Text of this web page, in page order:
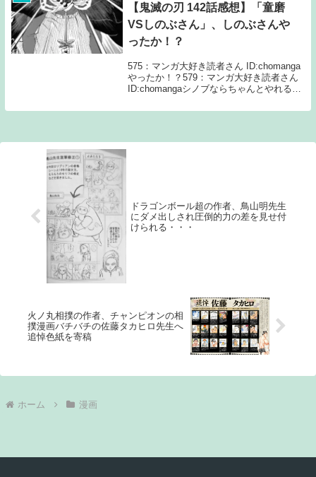
【鬼滅の刃 142話感想】「童磨
VSしのぶさん」、しのぶさんや
ったか！？
575：マンガ大好き読者さん ID:chomanga
やったか！？579：マンガ大好き読者さん
ID:chomangaシノブならちゃんとやれると
>>575貫いちゃってっから毒が入らなそう
ドラゴンボール超の作者、鳥山明先生
にダメ出しされ圧倒的力の差を見せ付
けられる・・・
火ノ丸相撲の作者、チャンピオンの相
撲漫画バチバチの佐藤タカヒロ先生へ
追悼色紙を寄稿
ホーム 漫画